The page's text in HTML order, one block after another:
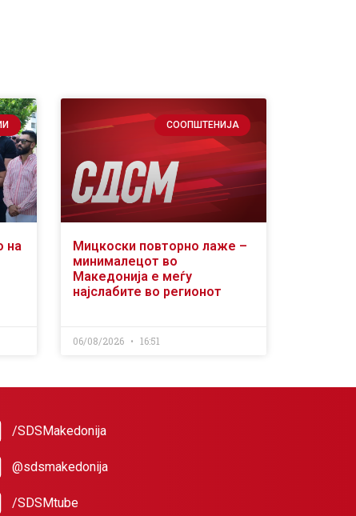
на
СООПШТЕНИЈА
Мицкоски повторно лаже –
минималецот во
Македонија е меѓу
најслабите во регионот
06/08/2026 16:51
/SDSMakedonija
@sdsmakedonija
/SDSMtube